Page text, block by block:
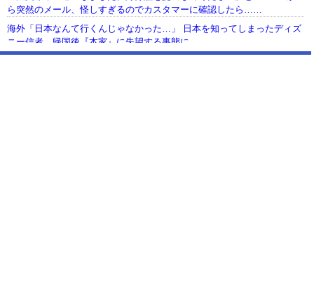
ら突然のメール、怪しすぎるのでカスタマーに確認したら……
海外「日本なんて行くんじゃなかった…」 日本を知ってしまったディズ
ニー信者、帰国後『本家』に失望する事態に